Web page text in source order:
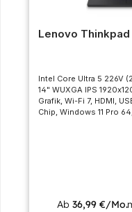
Lenovo Thinkpad
Intel Core Ultra 5 226V
14" WUXGA IPS
Grafik, Wi-Fi 7, HDMI,
Chip, Windows 11 Pro
Ab36,99 €/Mo.